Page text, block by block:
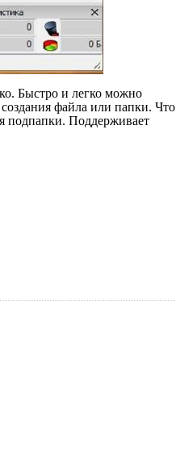
Быстро и легко можно
файла или папки. Что
подпапки. Поддерживает